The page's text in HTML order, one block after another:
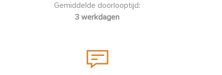
Gemiddelde doorlooptijd:
3 werkdagen